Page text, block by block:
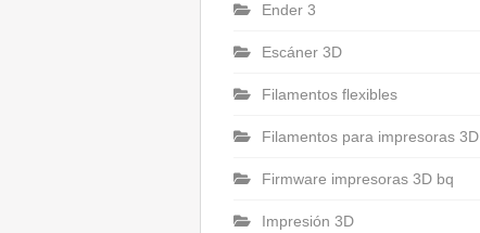
Ender 3
Escáner 3D
Filamentos flexibles
Filamentos para impresoras 3D
Firmware impresoras 3D bq
Impresión 3D